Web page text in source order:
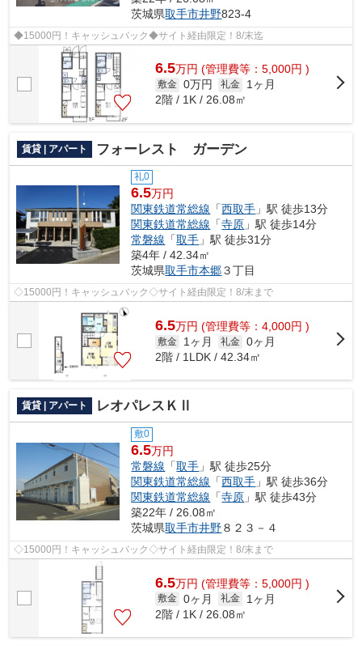
茨城県取手市井野823-4
◆15000円！キャッシュバック◆サイト経由限定！8/末迄
6.5万円 (管理費等：5,000円 )
敷金 0万円 礼金
1ヶ月
2階 / 1K / 26.08㎡
賃貸 | アパート フォーレスト ガーデン
礼0
6.5万円
関東鉄道常総線 「西取手 」駅 徒歩13分
関東鉄道常総線 「寺原 」駅 徒歩14分
常磐線 「取手 」駅 徒歩31分
築4年 / 42.34㎡
茨城県取手市本郷３丁目
◇15000円！キャッシュバック◇サイト経由限定！8/末まで
6.5万円 (管理費等：4,000円 )
敷金 1ヶ月 礼金 0ヶ月
2階 / 1LDK / 42.34㎡
賃貸 | アパート レオパレスＫⅡ
敷0
6.5万円
常磐線 「取手 」駅 徒歩25分
関東鉄道常総線 「西取手 」駅 徒歩36分
関東鉄道常総線 「寺原 」駅 徒歩43分
築22年 / 26.08㎡
茨城県取手市井野８２３－４
◇15000円！キャッシュバック◇サイト経由限定！8/末まで
6.5万円 (管理費等：5,000円 )
敷金 0ヶ月 礼金
1ヶ月
2階 / 1K / 26.08㎡